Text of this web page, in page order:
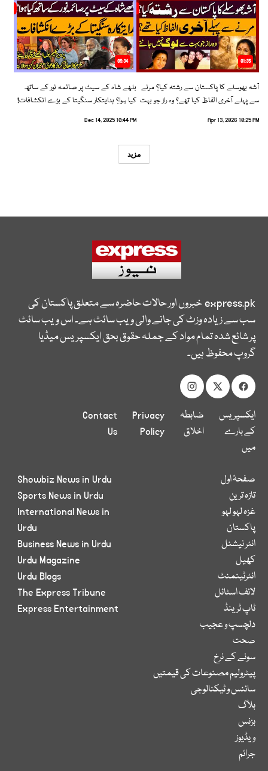
01:35
آشہ بھوسلے کا پاکستان سے رشتہ کیا؟ مرنے
سے پہلے آخری الفاظ کیا تھے؟ وہ راز جو بہت
Apr 13, 2026 10:25 PM
05:34
بلھے شاہ کے سیٹ پر صائمہ نور کے ساتھ
کیا ہوا؟ ہدایتکار سنگیتا کے بڑے انکشافات!
Dec 14, 2025 10:44 PM
مزید
express.pkخبروں اور حالات حاضرہ سے متعلق پاکستان کی
سب سے زیادہ وزٹ کی جانے والی ویب سائٹ ہے۔ اس ویب سائٹ
پر شائع شدہ تمام مواد کے جملہ حقوق بحق ایکسپریس میڈیا
گروپ محفوظ ہیں۔
ایکسپریس
کے بارے
میں
ضابطہ
اخلاق
Privacy
Policy
Contact
Us
صفحۂ اول
تازہ ترین
غزہ لہو لہو
پاکستان
انٹر نیشنل
کھیل
انٹرٹینمنٹ
لائف اسٹائل
ٹاپ ٹرینڈ
دلچسپ و عجیب
صحت
سونے کے نرخ
پیٹرولیم مصنوعات کی قیمتیں
سائنس و ٹیکنالوجی
بلاگ
بزنس
ویڈیوز
جرائم
Showbiz News in Urdu
Sports News in Urdu
International News in
Urdu
Business News in Urdu
Urdu Magazine
Urdu Blogs
The Express Tribune
Express Entertainment